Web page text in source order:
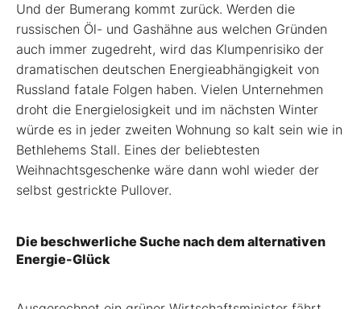
Und der Bumerang kommt zurück. Werden die
russischen Öl- und Gashähne aus welchen Gründen
auch immer zugedreht, wird das Klumpenrisiko der
dramatischen deutschen Energieabhängigkeit von
Russland fatale Folgen haben. Vielen Unternehmen
droht die Energielosigkeit und im nächsten Winter
würde es in jeder zweiten Wohnung so kalt sein wie in
Bethlehems Stall. Eines der beliebtesten
Weihnachtsgeschenke wäre dann wohl wieder der
selbst gestrickte Pullover.
Die beschwerliche Suche nach dem alternativen
Energie-Glück